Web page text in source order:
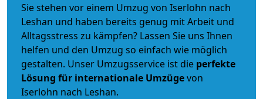
Sie stehen vor einem Umzug von Iserlohn nach
Leshan und haben bereits genug mit Arbeit und
Alltagsstress zu kämpfen? Lassen Sie uns Ihnen
helfen und den Umzug so einfach wie möglich
gestalten. Unser Umzugsservice ist die perfekte
Lösung für internationale Umzügevon
Iserlohn nach Leshan.